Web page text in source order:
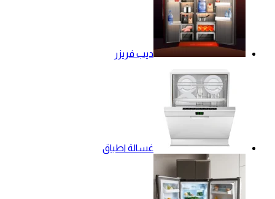
ديب فريزر
غسالة اطباق